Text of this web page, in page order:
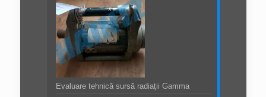
Evaluare tehnică sursă radiații Gamma